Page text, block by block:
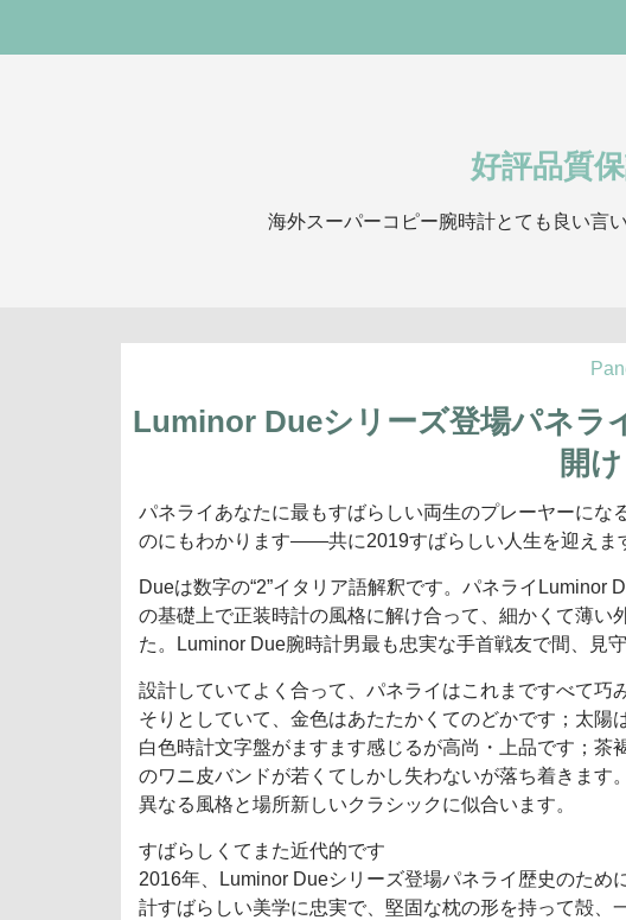
好評品質
海外スーパーコピー腕時計とても良い言
Luminor Dueシリーズ登場パネラ
開
パネライあなたに最もすばらしい両生のプレーヤーに
のにもわかります――共に2019すばらしい人生を迎えま
Dueは数字の“2”イタリア語解釈です。パネライLuminor
の基礎上で正装時計の風格に解け合って、細かくて薄
た。Luminor Due腕時計男最も忠実な手首戦友で間、見
設計していてよく合って、パネライはこれまですべて
そりとしていて、金色はあたたかくてのどかです；太
白色時計文字盤がますます感じるが高尚・上品です；
のワニ皮バンドが若くてしかし失わないが落ち着きま
異なる風格と場所新しいクラシックに似合います。
すばらしくてまた近代的です
2016年、Luminor Dueシリーズ登場パネライ歴史のた
計すばらしい美学に忠実で、堅固な枕の形を持って殻